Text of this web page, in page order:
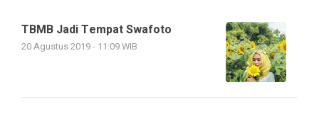
TBMB Jadi Tempat Swafoto
20 Agustus 2019 - 11:09 WIB